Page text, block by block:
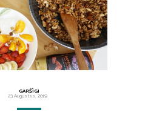
GARŠĪGI
23 Augustss, 2019